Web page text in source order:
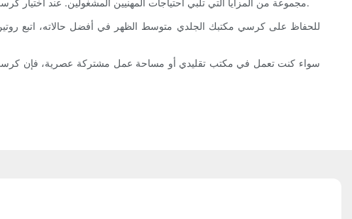
مجموعة من المزايا التي تلبي احتياجات المهنيين المشغولين. عند اختيار كرسي مكتب جلدي متوسط ​​الظهر، ضع في اعتبارك عوامل مثل الجودة، وميزات الراحة، والتصميم، والمتانة لضمان اختيارك الأمثل لمساحة مكتبك.
للحفاظ على كرسي مكتبك الجلدي متوسط ​​الظهر في أفضل حالاته، اتبع روتين
سواء كنت تعمل في مكتب تقليدي أو مساحة عمل مشتركة عصرية، فإن